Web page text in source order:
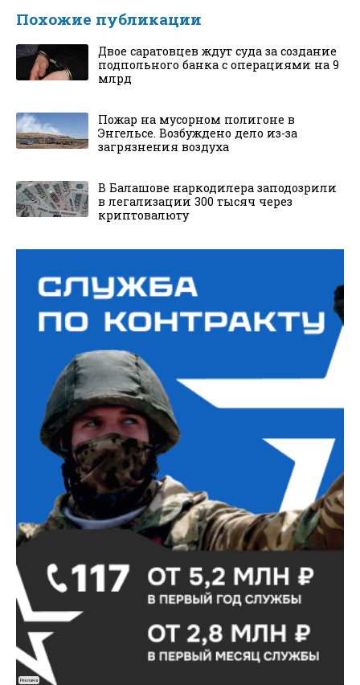
Похожие публикации
Двое саратовцев ждут суда за создание
подпольного банка с операциями на 9
млрд
Пожар на мусорном полигоне в
Энгельсе. Возбуждено дело из-за
загрязнения воздуха
В Балашове наркодилера заподозрили
в легализации 300 тысяч через
криптовалюту
Реклама